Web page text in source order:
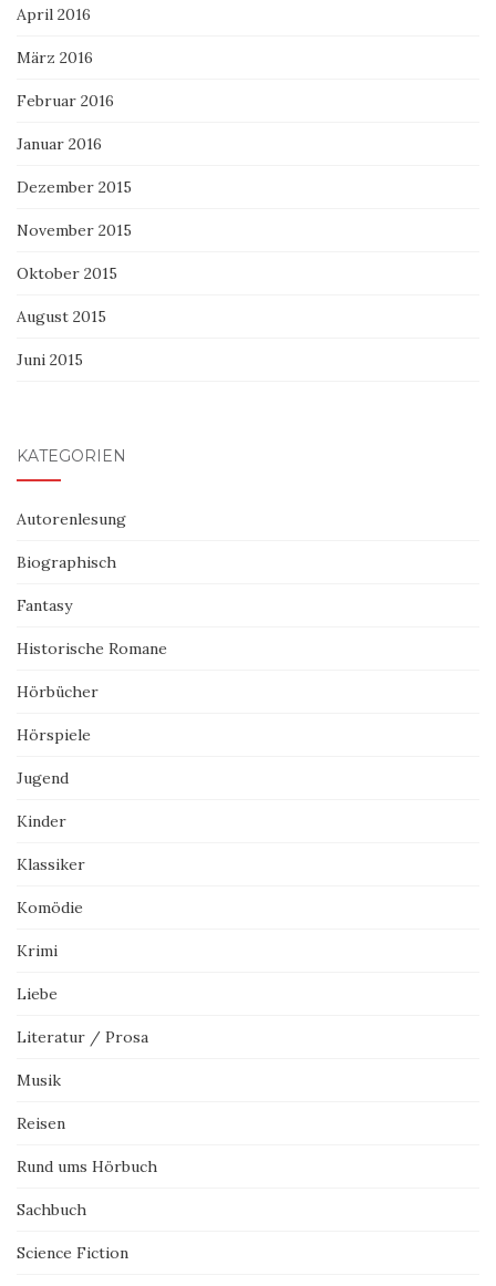
April 2016
März 2016
Februar 2016
Januar 2016
Dezember 2015
November 2015
Oktober 2015
August 2015
Juni 2015
KATEGORIEN
Autorenlesung
Biographisch
Fantasy
Historische Romane
Hörbücher
Hörspiele
Jugend
Kinder
Klassiker
Komödie
Krimi
Liebe
Literatur / Prosa
Musik
Reisen
Rund ums Hörbuch
Sachbuch
Science Fiction